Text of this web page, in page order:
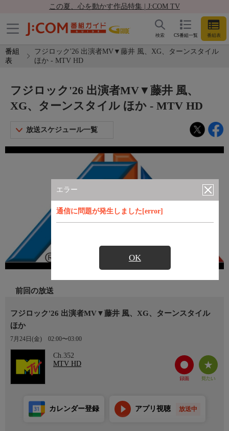
この夏、心を動かす作品特集 | J:COM TV
CS番組一覧 番組表
検索
番組
表
フジロック'26 出演者MV▼藤井 風、XG、ターンスタイル
ほか - MTV HD
エラー
通信に問題が発生しました[error]
OK
フジロック'26 出演者MV▼藤井 風、
XG、ターンスタイル ほか - MTV HD
放送スケジュール一覧
前回の放送
フジロック'26 出演者MV▼藤井 風、XG、ターンスタイル
ほか
7月24日(金) 02:00〜03:00
Ch.352
MTV HD
カレンダー登録 アプリ視聴 放送中